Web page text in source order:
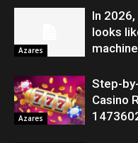
Azares
In
looks
Azares
Step-
Casino